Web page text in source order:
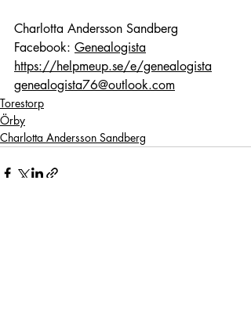
Charlotta Andersson Sandberg
Facebook: Genealogista
https://helpmeup.se/e/genealogista
genealogista76@outlook.com
Torestorp
Örby
Charlotta Andersson Sandberg